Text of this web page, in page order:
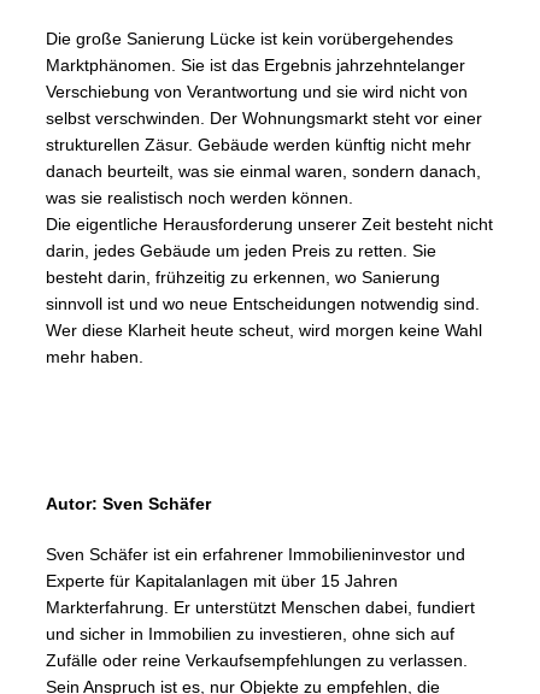
Die große Sanierung Lücke ist kein vorübergehendes
Marktphänomen. Sie ist das Ergebnis jahrzehntelanger
Verschiebung von Verantwortung und sie wird nicht von
selbst verschwinden. Der Wohnungsmarkt steht vor einer
strukturellen Zäsur. Gebäude werden künftig nicht mehr
danach beurteilt, was sie einmal waren, sondern danach,
was sie realistisch noch werden können.
Die eigentliche Herausforderung unserer Zeit besteht nicht
darin, jedes Gebäude um jeden Preis zu retten. Sie
besteht darin, frühzeitig zu erkennen, wo Sanierung
sinnvoll ist und wo neue Entscheidungen notwendig sind.
Wer diese Klarheit heute scheut, wird morgen keine Wahl
mehr haben.
Autor: Sven Schäfer
Sven Schäfer ist ein erfahrener Immobilieninvestor und
Experte für Kapitalanlagen mit über 15 Jahren
Markterfahrung. Er unterstützt Menschen dabei, fundiert
und sicher in Immobilien zu investieren, ohne sich auf
Zufälle oder reine Verkaufsempfehlungen zu verlassen.
Sein Anspruch ist es, nur Objekte zu empfehlen, die